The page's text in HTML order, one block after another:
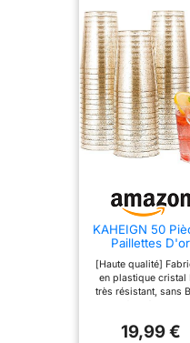
KAHEIGN 50
Paillettes D'or
Tasses en
300ml Verres à
Ronds Tasses
Dessert
Coupe Apéritif
Parfait Gobelets
[Haute qualité]
en plastique cristal
très résistant, sans
toxique et inodore,
19,99 €